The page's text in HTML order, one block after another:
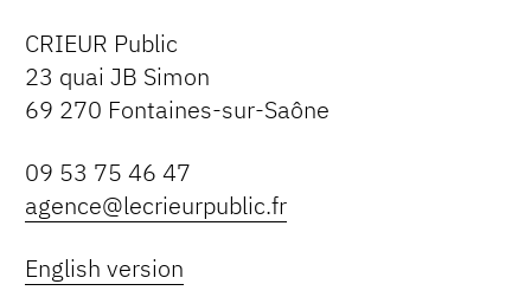
CRIEUR Public
23 quai JB Simon
69 270 Fontaines-sur-Saône
09 53 75 46 47
agence@lecrieurpublic.fr
English version